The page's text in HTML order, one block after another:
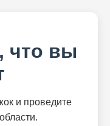
что вы
и проведите